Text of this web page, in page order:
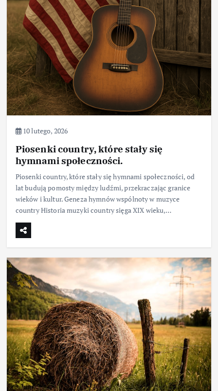
10 lutego, 2026
Piosenki country, które stały się
hymnami społeczności.
Piosenki country, które stały się hymnami społeczności, od
lat budują pomosty między ludźmi, przekraczając granice
wieków i kultur. Geneza hymnów wspólnoty w muzyce
country Historia muzyki country sięga XIX wieku,…